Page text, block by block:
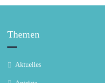
Themen
Aktuelles